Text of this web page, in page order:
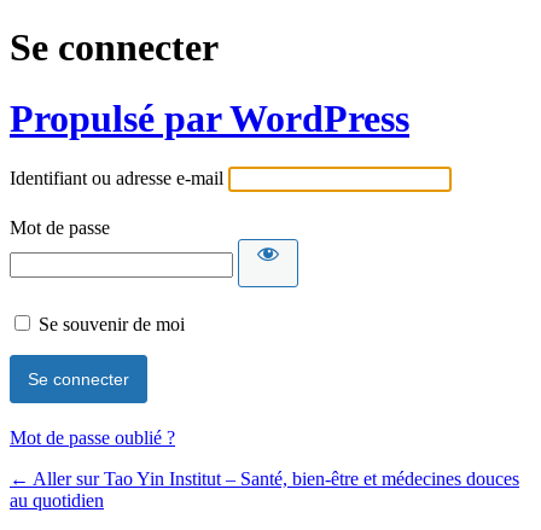
Se connecter
Propulsé par WordPress
Identifiant ou adresse e-mail
Mot de passe
Se souvenir de moi
Mot de passe oublié ?
← Aller sur Tao Yin Institut – Santé, bien-être et médecines douces
au quotidien